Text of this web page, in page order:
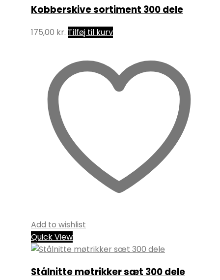
Kobberskive sortiment 300 dele
175,00 kr. Tilføj til kurv
Add to wishlist
Quick View
Stålnitte møtrikker sæt 300 dele